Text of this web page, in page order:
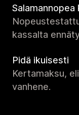
Salamannopea
kassalta
Pidä ikuisesti
Kertamaksu,
vanhene.